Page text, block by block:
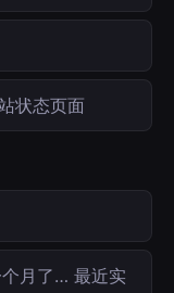
状态页面
月了… 最近实